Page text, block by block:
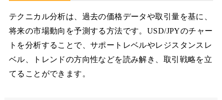
テクニカル分析は、過去の価格データや取引量を基に、
将来の市場動向を予測する方法です。USD/JPYのチャー
トを分析することで、サポートレベルやレジスタンスレ
ベル、トレンドの方向性などを読み解き、取引戦略を立
てることができます。